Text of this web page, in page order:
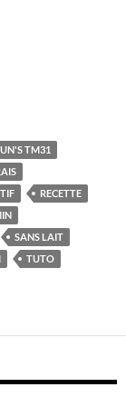
TM31
RECETTE
SANS LAIT
TUTO